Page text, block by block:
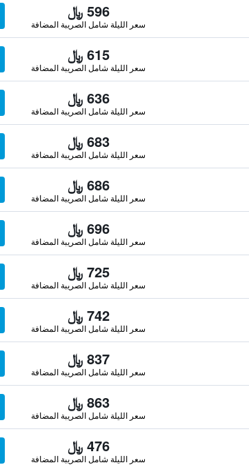
596 ﷼
سعر الليلة شامل الصريبة المضافة
615 ﷼
سعر الليلة شامل الصريبة المضافة
636 ﷼
سعر الليلة شامل الصريبة المضافة
683 ﷼
سعر الليلة شامل الصريبة المضافة
686 ﷼
سعر الليلة شامل الصريبة المضافة
696 ﷼
سعر الليلة شامل الصريبة المضافة
725 ﷼
سعر الليلة شامل الصريبة المضافة
742 ﷼
سعر الليلة شامل الصريبة المضافة
837 ﷼
سعر الليلة شامل الصريبة المضافة
863 ﷼
سعر الليلة شامل الصريبة المضافة
476 ﷼
سعر الليلة شامل الصريبة المضافة